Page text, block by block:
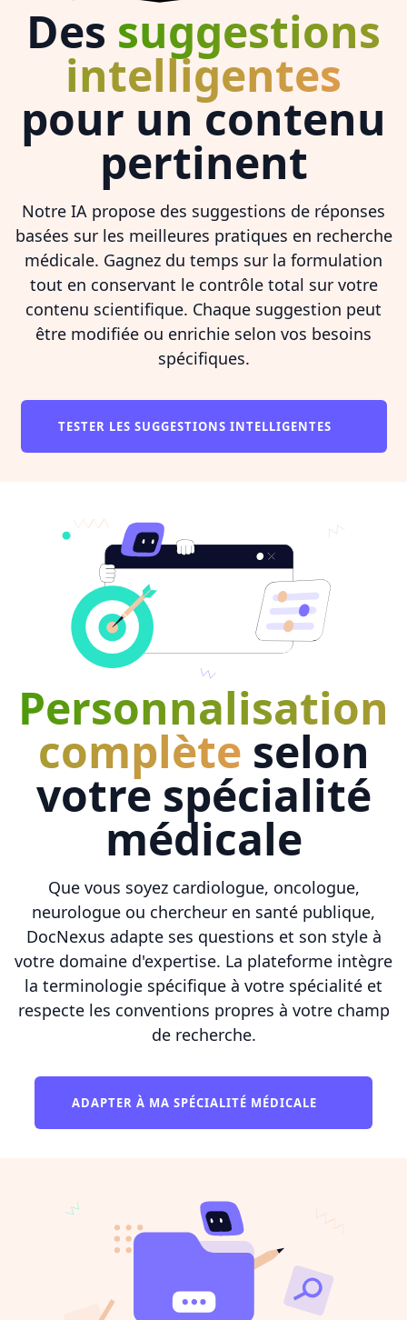
Des suggestions
intelligentes
pour un contenu
pertinent
Notre IA propose des suggestions de réponses
basées sur les meilleures pratiques en recherche
médicale. Gagnez du temps sur la formulation
tout en conservant le contrôle total sur votre
contenu scientifique. Chaque suggestion peut
être modifiée ou enrichie selon vos besoins
spécifiques.
TESTER LES SUGGESTIONS INTELLIGENTES
Personnalisation
complète selon
votre spécialité
médicale
Que vous soyez cardiologue, oncologue,
neurologue ou chercheur en santé publique,
DocNexus adapte ses questions et son style à
votre domaine d'expertise. La plateforme intègre
la terminologie spécifique à votre spécialité et
respecte les conventions propres à votre champ
de recherche.
ADAPTER À MA SPÉCIALITÉ MÉDICALE